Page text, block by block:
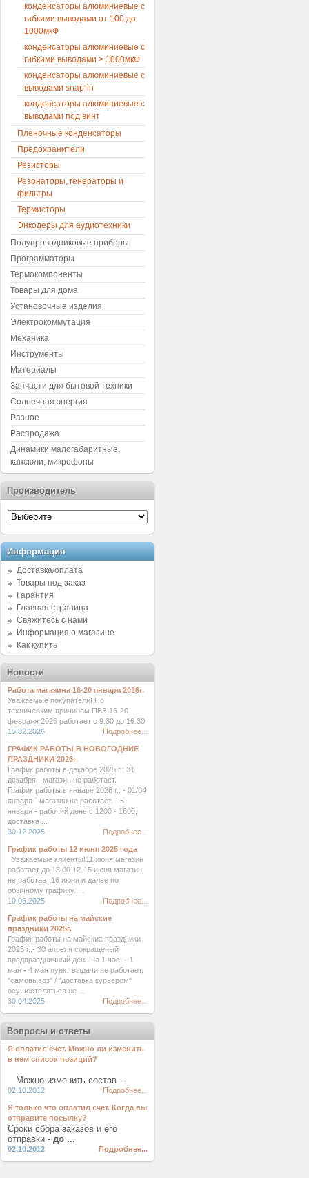
конденсаторы алюминиевые с
гибкими выводами от 100 до
1000мкФ
конденсаторы алюминиевые с
гибкими выводами > 1000мкФ
конденсаторы алюминиевые с
выводами snap-in
конденсаторы алюминиевые с
выводами под винт
Пленочные конденсаторы
Предохранители
Резисторы
Резонаторы, генераторы и
фильтры
Термисторы
Энкодеры для аудиотехники
Полупроводниковые приборы
Программаторы
Термокомпоненты
Товары для дома
Установочные изделия
Электрокоммутация
Механика
Инструменты
Материалы
Запчасти для бытовой техники
Солнечная энергия
Разное
Распродажа
Динамики малогабаритные,
капсюли, микрофоны
Производитель
Информация
Доставка/оплата
Товары под заказ
Гарантия
Главная страница
Свяжитесь с нами
Информация о магазине
Как купить
Новости
Работа магазина 16-20 января 2026г.
Уважаемые покупатели! По
техническим причинам ПВЗ 16-20
февраля 2026 работает с 9.30 до 16.30.
15.02.2026
Подробнее...
ГРАФИК РАБОТЫ В НОВОГОДНИЕ
ПРАЗДНИКИ 2026г.
График работы в декабре 2025 г.: 31
декабря - магазин не работает.
График работы в январе 2026 г.: - 01/04
января - магазин не работает. - 5
января - рабочий день с 1200 - 1600,
доставка ...
30.12.2025
Подробнее...
График работы 12 июня 2025 года
Уважаемые клиенты!11 июня магазин
работает до 18:00.12-15 июня магазин
не работает.16 июня и далее по
обычному графику. ...
10.06.2025
Подробнее...
График работы на майские
праздники 2025г.
График работы на майские праздники
2025 г.:- 30 апреля сокращеный
предпраздничный день на 1 час. - 1
мая - 4 мая пункт выдачи не работает,
"самовывоз" / "доставка курьером"
осуществляться не ...
30.04.2025
Подробнее...
Вопросы и ответы
Я оплатил счет. Можно ли изменить
в нем список позиций?
Можно изменить состав ...
02.10.2012 Подробнее...
Я только что оплатил счет. Когда вы
отправите посылку?
Сроки сбора заказов и его
отправки - до ...
02.10.2012 Подробнее...